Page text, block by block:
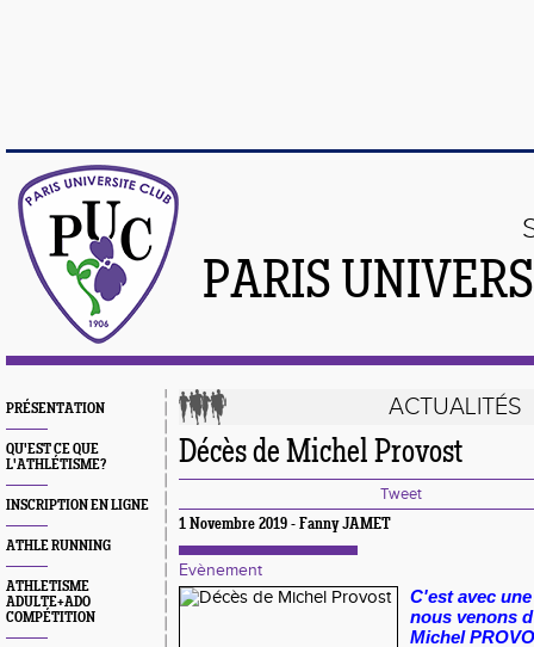
PARIS
PRÉSENTATION
QU'EST CE QUE
L'ATHLÉTISME?
INSCRIPTION EN LIGNE
ATHLE RUNNING
ATHLETISME
ADULTE+ADO
COMPÉTITION
ACTUALITÉS
Décès de Michel Provost
Tweet
1 Novembre 2019 - Fanny JAMET
Evènement
C'est avec
nous venons
Michel